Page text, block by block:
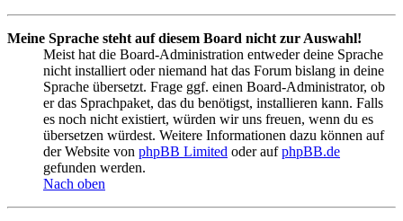
Meine Sprache steht auf diesem Board nicht zur Auswahl!
Meist hat die Board-Administration entweder deine Sprache
nicht installiert oder niemand hat das Forum bislang in deine
Sprache übersetzt. Frage ggf. einen Board-Administrator, ob
er das Sprachpaket, das du benötigst, installieren kann. Falls
es noch nicht existiert, würden wir uns freuen, wenn du es
übersetzen würdest. Weitere Informationen dazu können auf
der Website von phpBB Limited oder aufphpBB.de
gefunden werden.
Nach oben